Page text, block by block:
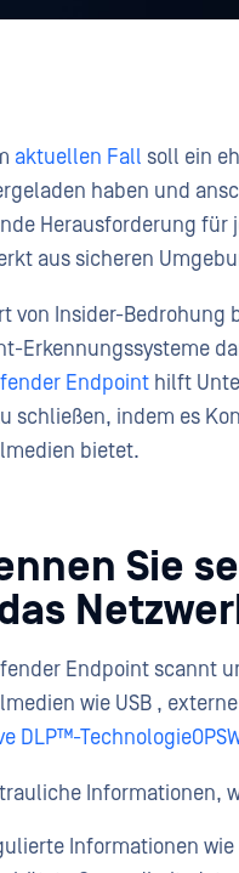
aktuellen Fall soll ein
haben und
Herausforderung für
aus sicheren
von Insider-
Erkennungssysteme
Endpoint hilft
schließen, indem es
bietet.
Sie
Endpoint scannt
wie USB ,
DLP™-
Informationen,
Informationen